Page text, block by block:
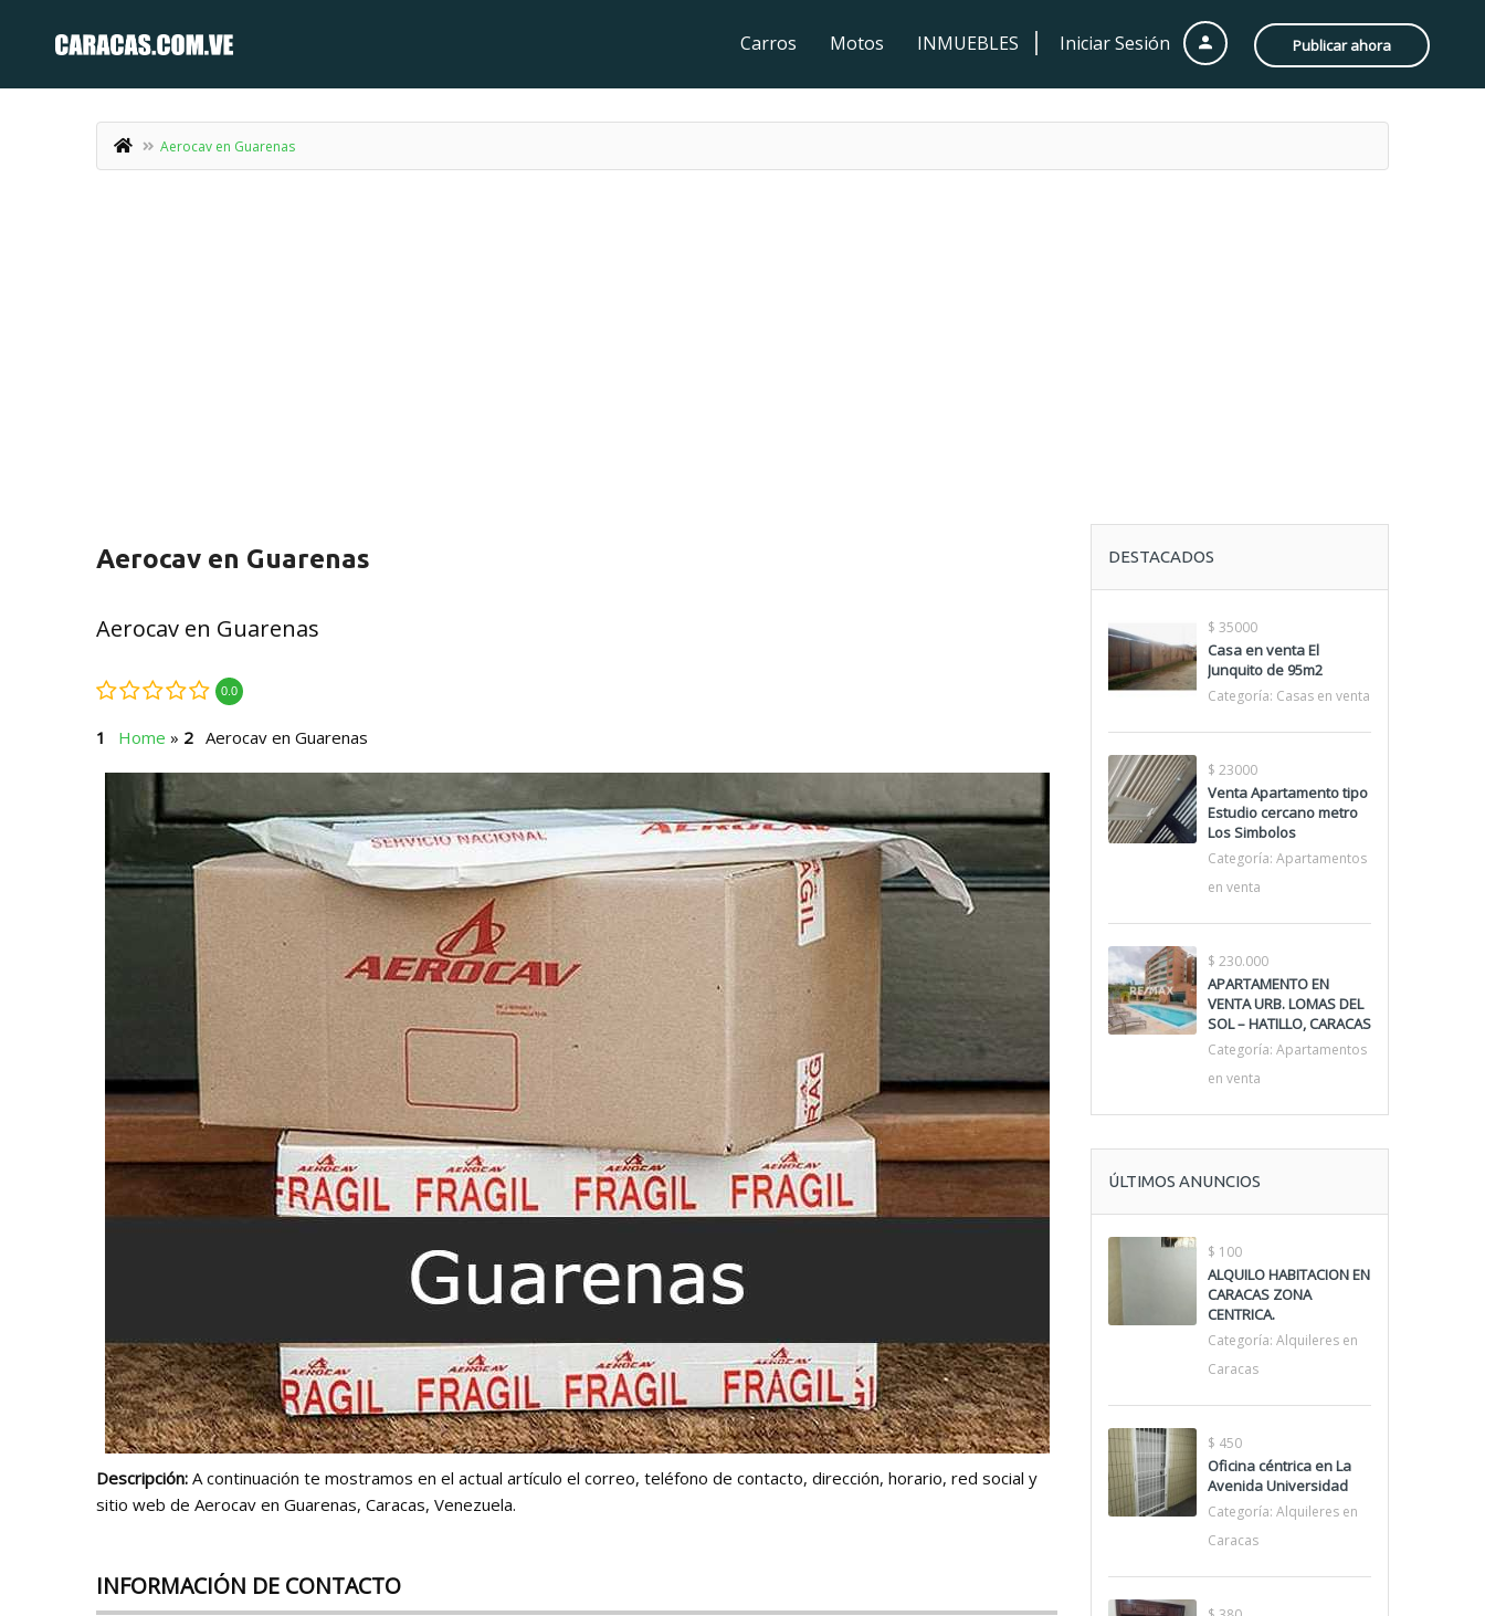
Iniciar Sesión Publicar ahora
Carros Motos INMUEBLES
Aerocav en Guarenas
Aerocav en Guarenas
Aerocav en Guarenas
0.0
Home » Aerocav en Guarenas
Descripción: A continuación te mostramos en el actual artículo el correo, teléfono de contacto, dirección, horario, red social y
sitio web de Aerocav en Guarenas, Caracas, Venezuela.
INFORMACIÓN DE CONTACTO
DESTACADOS
$ 35000
Casa en venta El
Junquito de 95m2
Categoría: Casas en venta
$ 23000
Venta Apartamento tipo
Estudio cercano metro
Los Simbolos
Categoría: Apartamentos
en venta
$ 230.000
APARTAMENTO EN
VENTA URB. LOMAS DEL
SOL – HATILLO, CARACAS
Categoría: Apartamentos
en venta
ÚLTIMOS ANUNCIOS
$ 100
ALQUILO HABITACION EN
CARACAS ZONA
CENTRICA.
Categoría: Alquileres en
Caracas
$ 450
Oficina céntrica en La
Avenida Universidad
Categoría: Alquileres en
Caracas